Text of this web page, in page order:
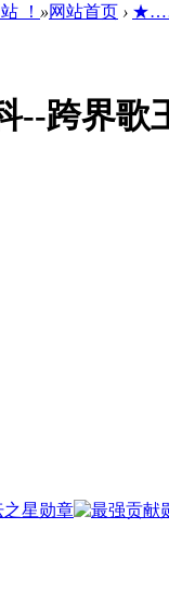
！ »网站首页 ›
--跨界歌